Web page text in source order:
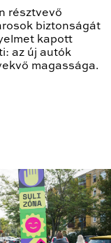
résztvevő
biztonságát
kapott
az új autók
magassága.